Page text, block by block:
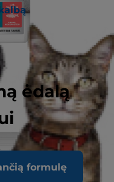
ėdalą
formulę